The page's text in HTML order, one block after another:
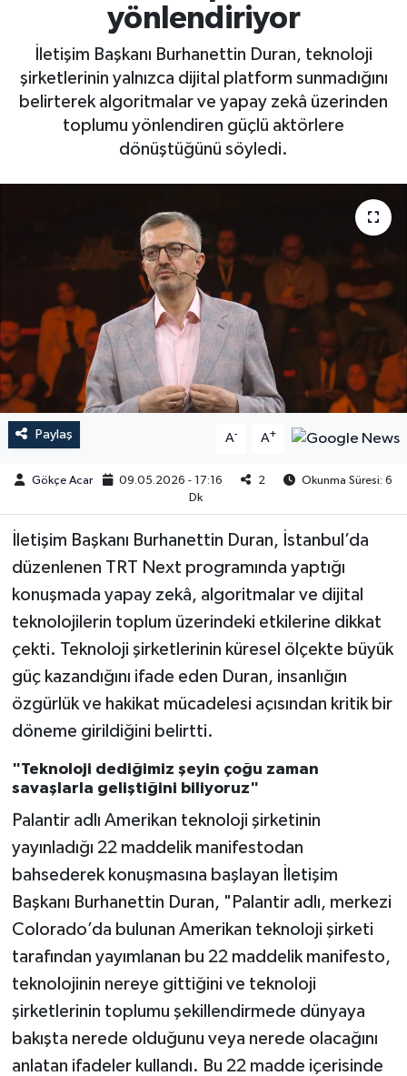
yönlendiriyor
İletişim Başkanı Burhanettin Duran, teknoloji
şirketlerinin yalnızca dijital platform sunmadığını
belirterek algoritmalar ve yapay zekâ üzerinden
toplumu yönlendiren güçlü aktörlere
dönüştüğünü söyledi.
Paylaş A- A+
Gökçe Acar 09.05.2026 - 17:16 2
Okunma Süresi: 6
Dk
İletişim Başkanı Burhanettin Duran, İstanbul’da
düzenlenen TRT Next programında yaptığı
konuşmada yapay zekâ, algoritmalar ve dijital
teknolojilerin toplum üzerindeki etkilerine dikkat
çekti. Teknoloji şirketlerinin küresel ölçekte büyük
güç kazandığını ifade eden Duran, insanlığın
özgürlük ve hakikat mücadelesi açısından kritik bir
döneme girildiğini belirtti.
"Teknoloji dediğimiz şeyin çoğu zaman
savaşlarla geliştiğini biliyoruz"
Palantir adlı Amerikan teknoloji şirketinin
yayınladığı 22 maddelik manifestodan
bahsederek konuşmasına başlayan İletişim
Başkanı Burhanettin Duran, "Palantir adlı, merkezi
Colorado’da bulunan Amerikan teknoloji şirketi
tarafından yayımlanan bu 22 maddelik manifesto,
teknolojinin nereye gittiğini ve teknoloji
şirketlerinin toplumu şekillendirmede dünyaya
bakışta nerede olduğunu veya nerede olacağını
anlatan ifadeler kullandı. Bu 22 madde içerisinde